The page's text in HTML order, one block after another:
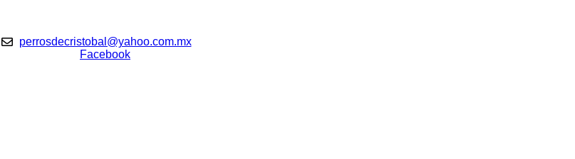
perrosdecristobal@yahoo.com.mx
Facebook